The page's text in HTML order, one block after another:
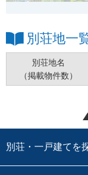
別荘地一
別荘地名
（掲載物件数）
別荘・一戸建てを